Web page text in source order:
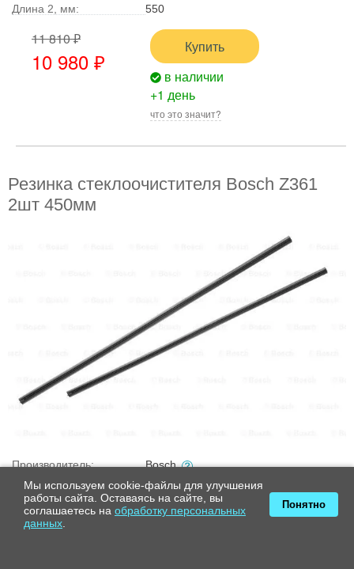
Длина 2, мм:
550
11 810 ₽
10 980 ₽
Купить
в наличии
+1 день
что это значит?
Резинка стеклоочистителя Bosch Z361
2шт 450мм
Производитель:
Bosch
Серия:
Refill
Кол-во в упаковке:
2
Особенности:
Внешние пружинящие элементы,
Мы используем cookie-файлы для улучшения
работы сайта. Оставаясь на сайте, вы
соглашаетесь на обработку персональных
данных
Понятно